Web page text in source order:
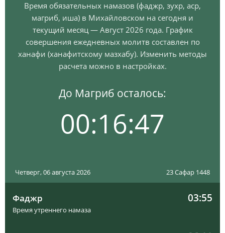
Время обязательных намазов (фаджр, зухр, аср,
магриб, иша) в Михайловском на сегодня и
текущий месяц — Август 2026 года. График
совершения ежедневных молитв составлен по
ханафи (ханафитскому мазхабу). Изменить методы
расчета можно в настройках.
До Магриб осталось:
00:16:47
Четверг, 06 августа 2026 23 Сафар 1448
Фаджр 03:55
Время утреннего намаза